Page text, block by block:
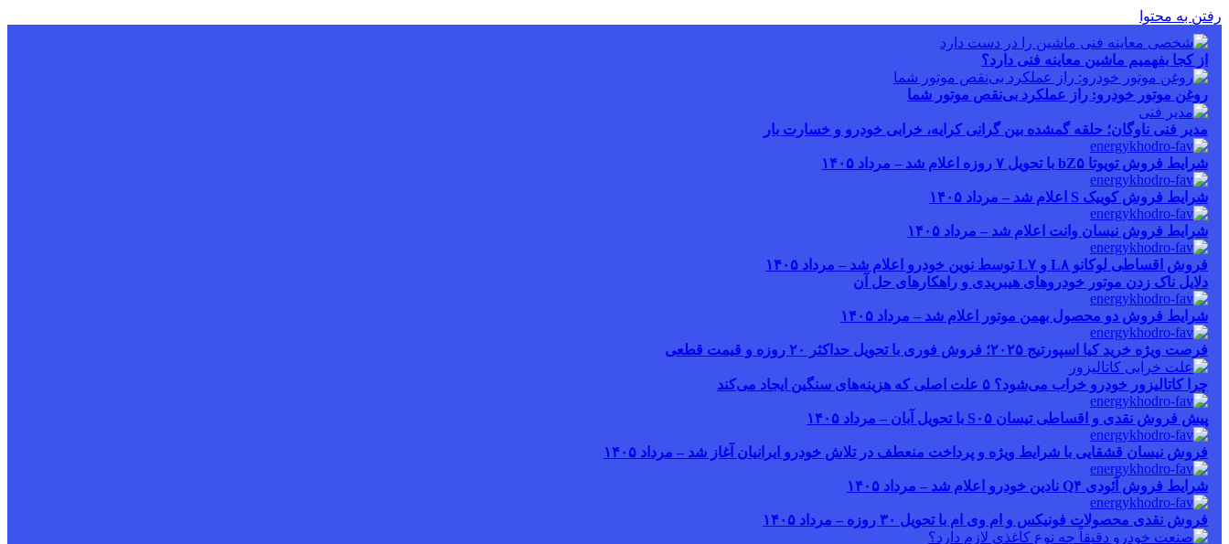
رفتن به محتوا
از کجا بفهمیم ماشین معاینه فنی دارد؟
روغن موتور خودرو: راز عملکرد بی‌نقص موتور شما
مدیر فنی ناوگان؛ حلقه گمشده بین گرانی کرایه، خرابی خودرو و خسارت بار
شرایط فروش تویوتا bZ۵ با تحویل ۷ روزه اعلام شد – مرداد ۱۴۰۵
شرایط فروش کوییک S اعلام شد – مرداد ۱۴۰۵
شرایط فروش نیسان وانت اعلام شد – مرداد ۱۴۰۵
فروش اقساطی لوکانو L۸ و L۷ توسط نوین خودرو اعلام شد – مرداد ۱۴۰۵
دلایل ناک زدن موتور خودروهای هیبریدی و راهکارهای حل آن
شرایط فروش دو محصول بهمن موتور اعلام شد – مرداد ۱۴۰۵
فرصت ویژه خرید کیا اسپورتیج ۲۰۲۵؛ فروش فوری با تحویل حداکثر ۲۰ روزه و قیمت قطعی
چرا کاتالیزور خودرو خراب می‌شود؟ ۵ علت اصلی که هزینه‌های سنگین ایجاد می‌کند
پیش فروش نقدی و اقساطی تیسان S۰۵ با تحویل آبان – مرداد ۱۴۰۵
فروش نیسان قشقایی با شرایط ویژه و پرداخت منعطف در تلاش خودرو ایرانیان آغاز شد – مرداد ۱۴۰۵
شرایط فروش آئودی Q۴ نادین خودرو اعلام شد – مرداد ۱۴۰۵
فروش نقدی محصولات فونیکس و ام وی ام با تحویل ۳۰ روزه – مرداد ۱۴۰۵